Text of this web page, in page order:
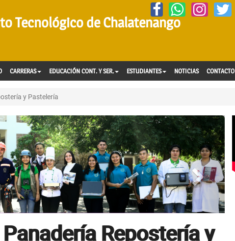
Tecnológico de Chalatenango
CARRERAS EDUCACIÓN CONT. Y SER. ESTUDIANTES NOTICIAS CONTACTO
y Pastelería
Repostería y